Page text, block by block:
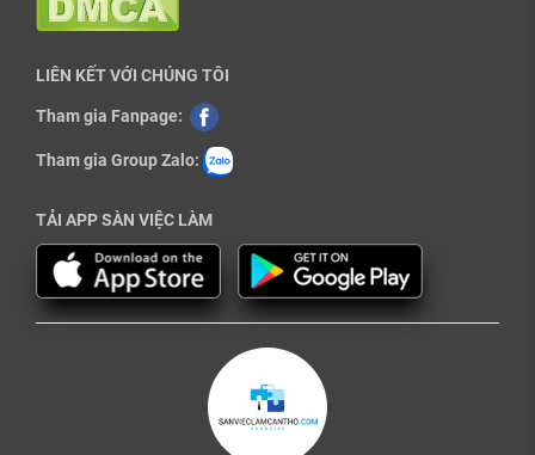
LIÊN KẾT VỚI CHÚNG TÔI
Tham gia Fanpage:
Tham gia Group Zalo:
TẢI APP SÀN VIỆC LÀM